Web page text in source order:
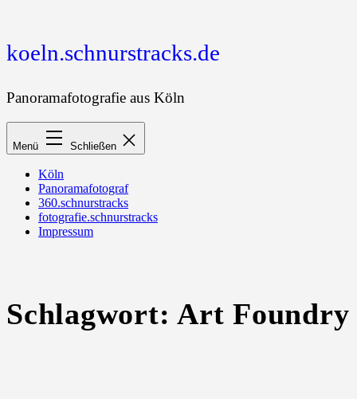
koeln.schnurstracks.de
Panoramafotografie aus Köln
Menü Schließen
Köln
Panoramafotograf
360.schnurstracks
fotografie.schnurstracks
Impressum
Schlagwort:Art Foundry